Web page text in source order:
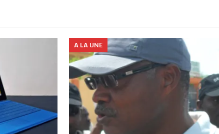
A LA UNE